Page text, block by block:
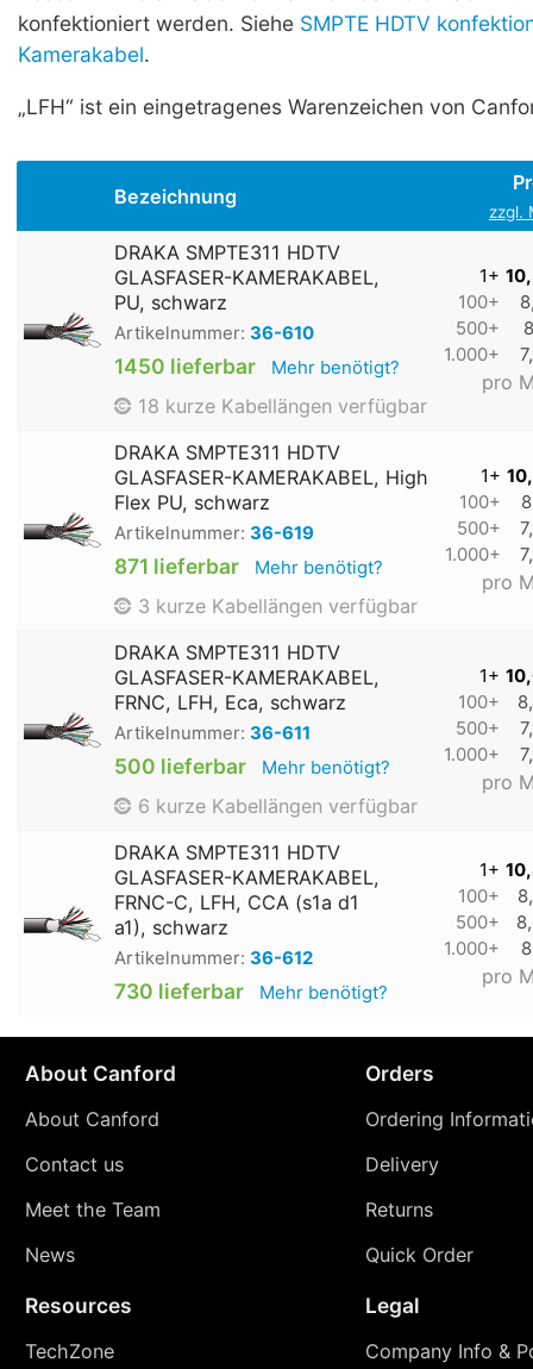
konfektioniert werden. Siehe SMPTE HDTV
Kamerakabel.
„LFH“ ist ein eingetragenes Warenzeichen von
Bezeichnung
zzgl.
DRAKA SMPTE311 HDTV
GLASFASER-KAMERAKABEL,
PU, schwarz
Artikelnummer: 36-610
1450 lieferbar Mehr benötigt?
18 kurze Kabellängen verfügbar
1+
100+
500+
1.000+
pro
DRAKA SMPTE311 HDTV
GLASFASER-KAMERAKABEL, High
Flex PU, schwarz
Artikelnummer: 36-619
871 lieferbar Mehr benötigt?
3 kurze Kabellängen verfügbar
1+
100+
500+
1.000+
pro
DRAKA SMPTE311 HDTV
GLASFASER-KAMERAKABEL,
FRNC, LFH, Eca, schwarz
Artikelnummer: 36-611
500 lieferbar Mehr benötigt?
6 kurze Kabellängen verfügbar
1+
100+
500+
1.000+
pro
DRAKA SMPTE311 HDTV
GLASFASER-KAMERAKABEL,
FRNC-C, LFH, CCA (s1a d1
a1), schwarz
Artikelnummer: 36-612
730 lieferbar Mehr benötigt?
1+
100+
500+
1.000+
pro
About Canford
About Canford
Contact us
Meet the Team
News
Orders
Ordering
Delivery
Returns
Quick Order
Resources
TechZone
Legal
Company Info &